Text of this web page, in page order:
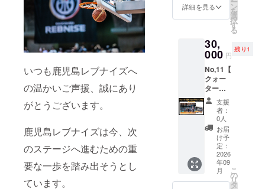
いつも鹿児島レブナイズへ
の温かいご声援、誠にあり
がとうございます。
鹿児島レブナイズは今、次
のステージへ進むための重
要な一歩を踏み出そうとし
ています。
文字、
※掲載す
前につ
いては
ジェク
ト終了
後に
メール
にてや
り取り
を行い
ます ※
掲出内
容に
よって
は、ク
影しま
の一員
になっ
な特別
な思い
出をお
楽しみ
くださ
い。 ※
選手の
指定は
できま
せん。
※9月12
日(土)開
催プレ
ト 選手
と一緒
場し、
試合前
の熱気
を間近
で体
感！ さ
らに、
入場後
はチー
ムハド
ルに参
加し、
選手た
ちとの
集合写
真を撮
詳細を見る ン
を
選
択
す
る
30,
000 円
残り1
No,11【
クォー
ター間
のフ
ラッグ
ウェー
ブ体
験：9月
12日
(土)】
・プレ
シーズ
ンゲー
支援
者：
0人
お届
け予
定：
2026
年09
月
こ
の
リ
タ